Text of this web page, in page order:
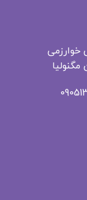
مگنولیا